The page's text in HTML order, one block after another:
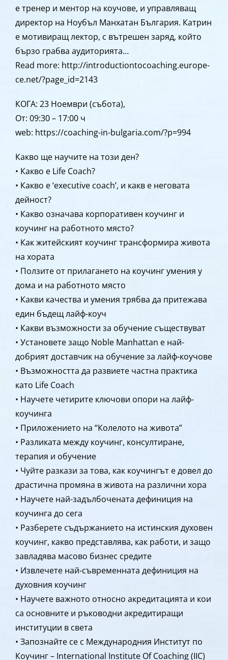
е тренер и ментор на коучове, и управляващ
директор на Ноубъл Манхатан България. Катрин
е мотивиращ лектор, с вътрешен заряд, който
бързо грабва аудиторията…
Read more: http://introductiontocoaching.europe-
ce.net/?page_id=2143
КОГА: 23 Ноември (събота),
От: 09:30 – 17:00 ч
web: https://coaching-in-bulgaria.com/?p=994
Какво ще научите на този ден?
• Какво е Life Coach?
• Какво е ‘executive coach’, и какв е неговата
дейност?
• Какво означава корпоративен коучинг и
коучинг на работното място?
• Как житейският коучинг трансформира живота
на хората
• Ползите от прилагането на коучинг умения у
дома и на работното място
• Какви качества и умения трябва да притежава
един бъдещ лайф-коуч
• Какви възможности за обучение съществуват
• Установете защо Noble Manhattan е най-
добрият доставчик на обучение за лайф-коучове
• Възможността да развиете частна практика
като Life Coach
• Научете четирите ключови опори на лайф-
коучинга
• Приложението на “Колелото на живота”
• Разликата между коучинг, консултиране,
терапия и обучение
• Чуйте разкази за това, как коучингът е довел до
драстична промяна в живота на различни хора
• Научете най-задълбочената дефиниция на
коучинга до сега
• Разберете съдържанието на истинския духовен
коучинг, какво представлява, как работи, и защо
завладява масово бизнес средите
• Извлечете най-съвременната дефиниция на
духовния коучинг
• Научете важното относно акредитацията и кои
са основните и ръководни акредитиращи
институции в света
• Запознайте се с Международния Институт по
Коучинг – International Institute Of Coaching (IIC)